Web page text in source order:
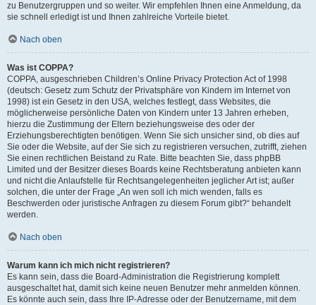
zu Benutzergruppen und so weiter. Wir empfehlen Ihnen eine Anmeldung, da
sie schnell erledigt ist und Ihnen zahlreiche Vorteile bietet.
Nach oben
Was ist COPPA?
COPPA, ausgeschrieben Children’s Online Privacy Protection Act of 1998
(deutsch: Gesetz zum Schutz der Privatsphäre von Kindern im Internet von
1998) ist ein Gesetz in den USA, welches festlegt, dass Websites, die
möglicherweise persönliche Daten von Kindern unter 13 Jahren erheben,
hierzu die Zustimmung der Eltern beziehungsweise des oder der
Erziehungsberechtigten benötigen. Wenn Sie sich unsicher sind, ob dies auf
Sie oder die Website, auf der Sie sich zu registrieren versuchen, zutrifft, ziehen
Sie einen rechtlichen Beistand zu Rate. Bitte beachten Sie, dass phpBB
Limited und der Besitzer dieses Boards keine Rechtsberatung anbieten kann
und nicht die Anlaufstelle für Rechtsangelegenheiten jeglicher Art ist; außer
solchen, die unter der Frage „An wen soll ich mich wenden, falls es
Beschwerden oder juristische Anfragen zu diesem Forum gibt?“ behandelt
werden.
Nach oben
Warum kann ich mich nicht registrieren?
Es kann sein, dass die Board-Administration die Registrierung komplett
ausgeschaltet hat, damit sich keine neuen Benutzer mehr anmelden können.
Es könnte auch sein, dass Ihre IP-Adresse oder der Benutzername, mit dem